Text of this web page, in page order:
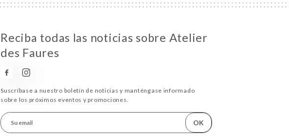
Reciba todas las noticias sobre Atelier
des Faures
Suscríbase a nuestro boletín de noticias y manténgase informado
sobre los próximos eventos y promociones.
OK